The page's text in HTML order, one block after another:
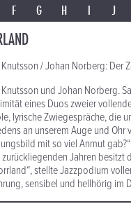
F G H I J
/ Johan Norberg: Der
und Johan Norberg.
eines Duos zweier
lyrische Zwiegespräche, die
an unserem Auge und
mit so viel Anmut
Jahren besitzt
stellte Jazzpodium
sensibel und hellhörig im